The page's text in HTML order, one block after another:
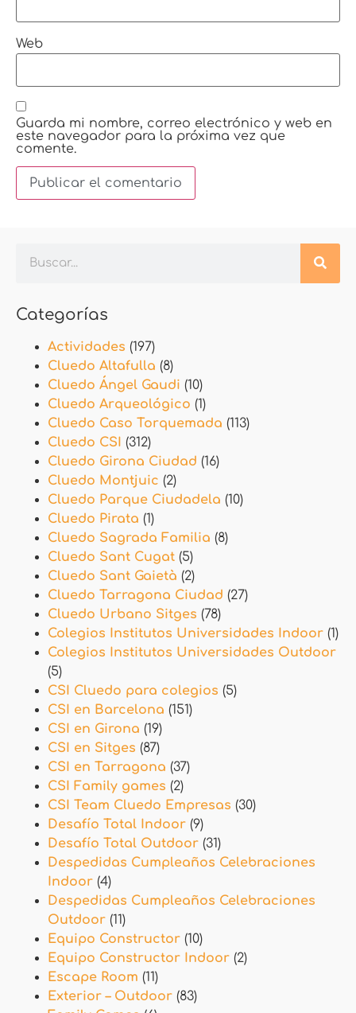
Web
Guarda mi nombre, correo electrónico y web en
este navegador para la próxima vez que
comente.
Categorías
Actividades (197)
Cluedo Altafulla (8)
Cluedo Ángel Gaudi (10)
Cluedo Arqueológico (1)
Cluedo Caso Torquemada (113)
Cluedo CSI (312)
Cluedo Girona Ciudad (16)
Cluedo Montjuic (2)
Cluedo Parque Ciudadela (10)
Cluedo Pirata (1)
Cluedo Sagrada Familia (8)
Cluedo Sant Cugat (5)
Cluedo Sant Gaietà (2)
Cluedo Tarragona Ciudad (27)
Cluedo Urbano Sitges (78)
Colegios Institutos Universidades Indoor (1)
Colegios Institutos Universidades Outdoor
(5)
CSI Cluedo para colegios (5)
CSI en Barcelona (151)
CSI en Girona (19)
CSI en Sitges (87)
CSI en Tarragona (37)
CSI Family games (2)
CSI Team Cluedo Empresas (30)
Desafío Total Indoor (9)
Desafío Total Outdoor (31)
Despedidas Cumpleaños Celebraciones
Indoor (4)
Despedidas Cumpleaños Celebraciones
Outdoor (11)
Equipo Constructor (10)
Equipo Constructor Indoor (2)
Escape Room (11)
Exterior – Outdoor (83)